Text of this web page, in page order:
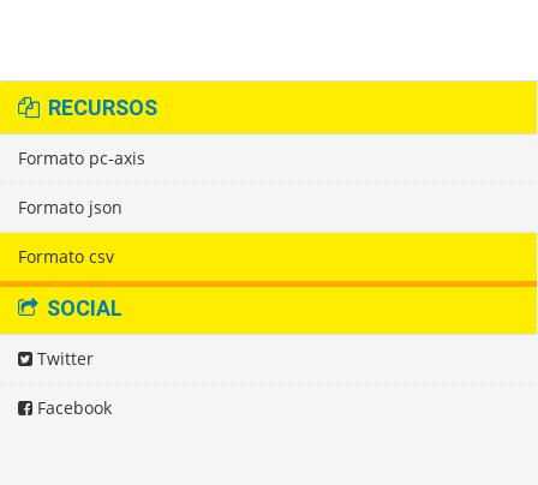
RECURSOS
Formato pc-axis
Formato json
Formato csv
SOCIAL
Twitter
Facebook